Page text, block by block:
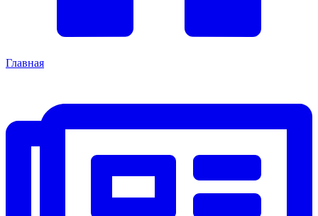
Главная